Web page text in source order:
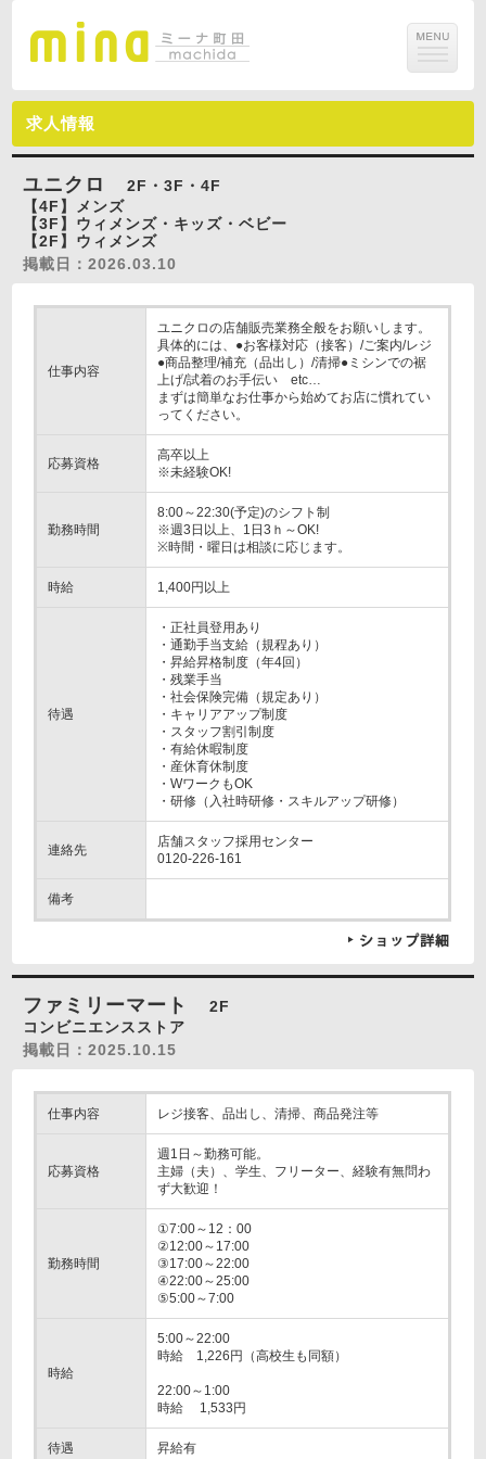
求人情報
ユニクロ
2F・3F・4F
【4F】メンズ
【3F】ウィメンズ・キッズ・ベビー
【2F】ウィメンズ
掲載日：2026.03.10
仕事内容
ユニクロの店舗販売業務全般をお願いします。
具体的には、●お客様対応（接客）/ご案内/レジ
●商品整理/補充（品出し）/清掃●ミシンでの裾
上げ/試着のお手伝い etc…
まずは簡単なお仕事から始めてお店に慣れてい
ってください。
応募資格
高卒以上
※未経験OK!
勤務時間
8:00～22:30(予定)のシフト制
※週3日以上、1日3ｈ～OK!
※時間・曜日は相談に応じます。
時給 1,400円以上
待遇
・正社員登用あり
・通勤手当支給（規程あり）
・昇給昇格制度（年4回）
・残業手当
・社会保険完備（規定あり）
・キャリアアップ制度
・スタッフ割引制度
・有給休暇制度
・産休育休制度
・WワークもOK
・研修（入社時研修・スキルアップ研修）
連絡先
店舗スタッフ採用センター
0120-226-161
備考
ファミリーマート
2F
コンビニエンスストア
掲載日：2025.10.15
仕事内容 レジ接客、品出し、清掃、商品発注等
応募資格
週1日～勤務可能。
主婦（夫）、学生、フリーター、経験有無問わ
ず大歓迎！
勤務時間
①7:00～12：00
②12:00～17:00
③17:00～22:00
④22:00～25:00
⑤5:00～7:00
時給
5:00～22:00
時給 1,226円（高校生も同額）
22:00～1:00
時給 1,533円
待遇 昇給有